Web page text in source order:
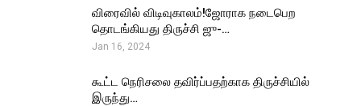
விரைவில் விடிவுகாலம்!ஜோராக நடைபெற
தொடங்கியது திருச்சி ஜு-…
Jan 16, 2024
கூட்ட நெரிசலை தவிர்ப்பதற்காக திருச்சியில்
இருந்து…